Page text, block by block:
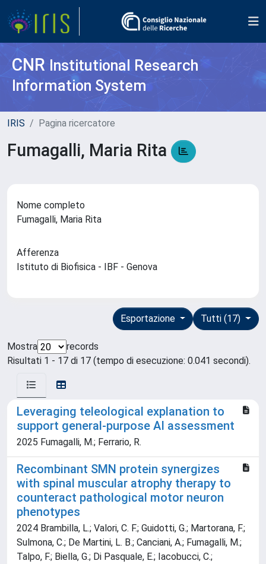
CNR Institutional Research
Information System
IRIS Pagina ricercatore
Fumagalli, Maria Rita
Nome completo
Fumagalli, Maria Rita
Afferenza
Istituto di Biofisica - IBF - Genova
Tutti (17)
Esportazione
Mostra
records
Risultati 1 - 17 di 17 (tempo di esecuzione: 0.041 secondi).
Leveraging teleological explanation to
support general-purpose AI assessment
2025 Fumagalli, M.; Ferrario, R.
Recombinant SMN protein synergizes
with spinal muscular atrophy therapy to
counteract pathological motor neuron
phenotypes
2024 Brambilla, L.; Valori, C. F.; Guidotti, G.; Martorana, F.;
Sulmona, C.; De Martini, L. B.; Canciani, A.; Fumagalli, M.;
Talpo, F.; Biella, G.; Di Pasquale, E.; Iacobucci, C.;